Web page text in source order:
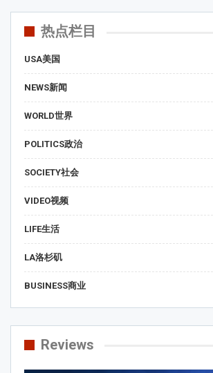
热点栏目
USA美国
NEWS新闻
WORLD世界
POLITICS政治
SOCIETY社会
VIDEO视频
LIFE生活
LA洛杉矶
BUSINESS商业
Reviews